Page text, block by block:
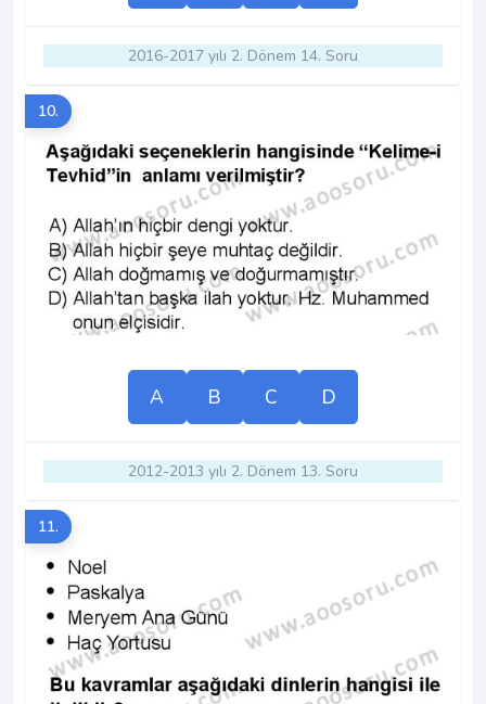
2016-2017 yılı 2. Dönem 14. Soru
10.
A B C D
2012-2013 yılı 2. Dönem 13. Soru
11.